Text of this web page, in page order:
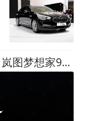
剑指50万级旗舰MPV市场 岚图梦想家9定名